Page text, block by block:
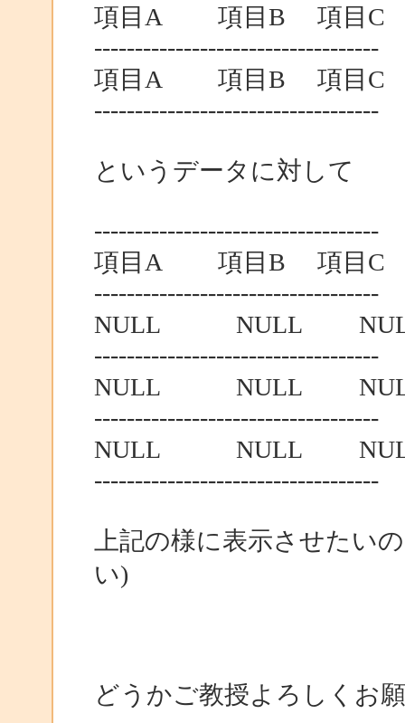
項目A 項目B 項目C
-----------------------------------
項目A 項目B 項目C
-----------------------------------
というデータに対して
-----------------------------------
項目A 項目B 項目C
-----------------------------------
NULL NULL
-----------------------------------
NULL NULL NULL
-----------------------------------
NULL NULL NULL
-----------------------------------
上記の様に表示させたい
い)
どうかご教授よろしくお